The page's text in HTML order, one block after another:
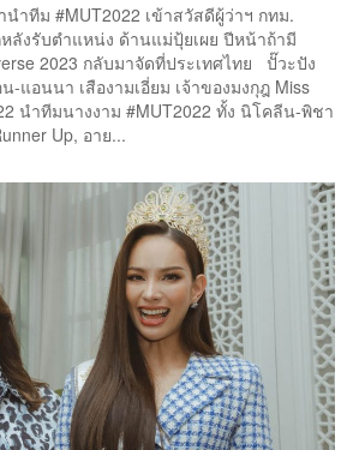
ำทีม #MUT2022 เข้าสวัสดีผู้ว่าฯ กทม.
งรับตำแหน่ง ด้านแม่ปุ้ยเผย ปีหน้าถ้ามี
2023 กลับมาจัดที่ประเทศไทย ปั๊วะปัง
-แอนนา เสืองามเอี่ยม เจ้าของมงกุฎ Miss
นำทีมนางงาม #MUT2022 ทั้ง นิโคลีน-พิชา
Up, อาย...